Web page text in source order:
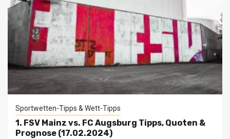
Sportwetten-Tipps & Wett-Tipps
1. FSV Mainz vs. FC Augsburg Tipps, Quoten &
Prognose (17.02.2024)